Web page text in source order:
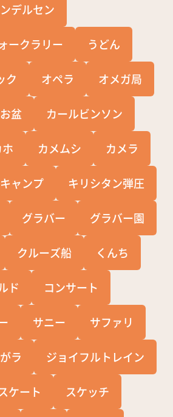
デルセン
ークラリー うどん
ク オペラ オメガ局
お盆 カールビンソン
カメムシ カメラ
キャンプ キリシタン弾圧
グラバー グラバー園
クルーズ船 くんち
ド コンサート
サニー サファリ
ラ ジョイフルトレイン
ケート スケッチ